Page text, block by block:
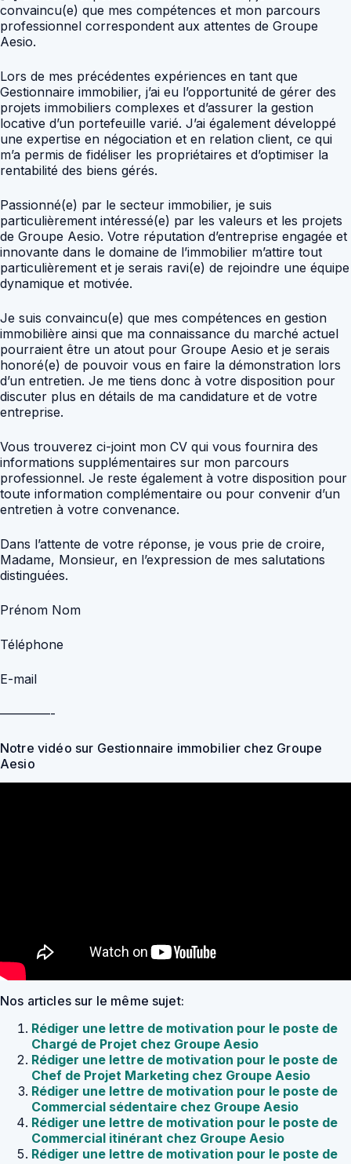
convaincu(e) que mes compétences et mon parcours
professionnel correspondent aux attentes de Groupe
Aesio.
Lors de mes précédentes expériences en tant que
Gestionnaire immobilier, j’ai eu l’opportunité de gérer des
projets immobiliers complexes et d’assurer la gestion
locative d’un portefeuille varié. J’ai également développé
une expertise en négociation et en relation client, ce qui
m’a permis de fidéliser les propriétaires et d’optimiser la
rentabilité des biens gérés.
Passionné(e) par le secteur immobilier, je suis
particulièrement intéressé(e) par les valeurs et les projets
de Groupe Aesio. Votre réputation d’entreprise engagée et
innovante dans le domaine de l’immobilier m’attire tout
particulièrement et je serais ravi(e) de rejoindre une équipe
dynamique et motivée.
Je suis convaincu(e) que mes compétences en gestion
immobilière ainsi que ma connaissance du marché actuel
pourraient être un atout pour Groupe Aesio et je serais
honoré(e) de pouvoir vous en faire la démonstration lors
d’un entretien. Je me tiens donc à votre disposition pour
discuter plus en détails de ma candidature et de votre
entreprise.
Vous trouverez ci-joint mon CV qui vous fournira des
informations supplémentaires sur mon parcours
professionnel. Je reste également à votre disposition pour
toute information complémentaire ou pour convenir d’un
entretien à votre convenance.
Dans l’attente de votre réponse, je vous prie de croire,
Madame, Monsieur, en l’expression de mes salutations
distinguées.
Prénom Nom
Téléphone
E-mail
————-
Notre vidéo sur Gestionnaire immobilier chez Groupe
Aesio
Nos articles sur le même sujet:
Rédiger une lettre de motivation pour le poste de
Chargé de Projet chez Groupe Aesio
Rédiger une lettre de motivation pour le poste de
Chef de Projet Marketing chez Groupe Aesio
Rédiger une lettre de motivation pour le poste de
Commercial sédentaire chez Groupe Aesio
Rédiger une lettre de motivation pour le poste de
Commercial itinérant chez Groupe Aesio
Rédiger une lettre de motivation pour le poste de